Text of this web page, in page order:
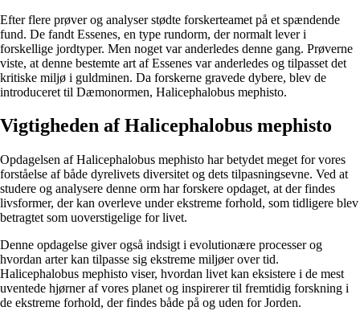
Efter flere prøver og analyser stødte forskerteamet på et spændende
fund. De fandt Essenes, en type rundorm, der normalt lever i
forskellige jordtyper. Men noget var anderledes denne gang. Prøverne
viste, at denne bestemte art af Essenes var anderledes og tilpasset det
kritiske miljø i guldminen. Da forskerne gravede dybere, blev de
introduceret til Dæmonormen, Halicephalobus mephisto.
Vigtigheden af Halicephalobus mephisto
Opdagelsen af Halicephalobus mephisto har betydet meget for vores
forståelse af både dyrelivets diversitet og dets tilpasningsevne. Ved at
studere og analysere denne orm har forskere opdaget, at der findes
livsformer, der kan overleve under ekstreme forhold, som tidligere blev
betragtet som uoverstigelige for livet.
Denne opdagelse giver også indsigt i evolutionære processer og
hvordan arter kan tilpasse sig ekstreme miljøer over tid.
Halicephalobus mephisto viser, hvordan livet kan eksistere i de mest
uventede hjørner af vores planet og inspirerer til fremtidig forskning i
de ekstreme forhold, der findes både på og uden for Jorden.